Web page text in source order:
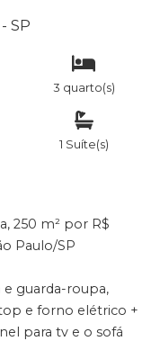
SP
3 quarto(s)
1 Suíte(s)
250 m² por R$
Paulo/SP
e guarda-roupa,
e forno elétrico +
para tv e o sofá